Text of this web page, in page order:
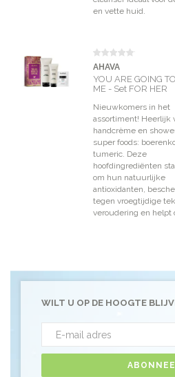
en vette huid.
AHAVA
YOU ARE GOING
ME - Set FOR HER
Nieuwkomers in het
assortiment! Heerlijk
handcrème en
super foods:
tumeric. Deze
hoofdingrediënten
om hun natuurlijke
antioxidanten,
tegen vroegtijdige
veroudering en helpt
WILT U OP DE HOOGTE